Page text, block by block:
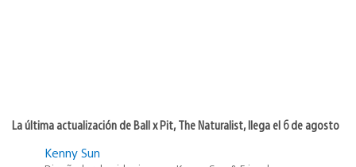
La última actualización de Ball x Pit, The Naturalist, llega el 6 de agosto
Kenny Sun